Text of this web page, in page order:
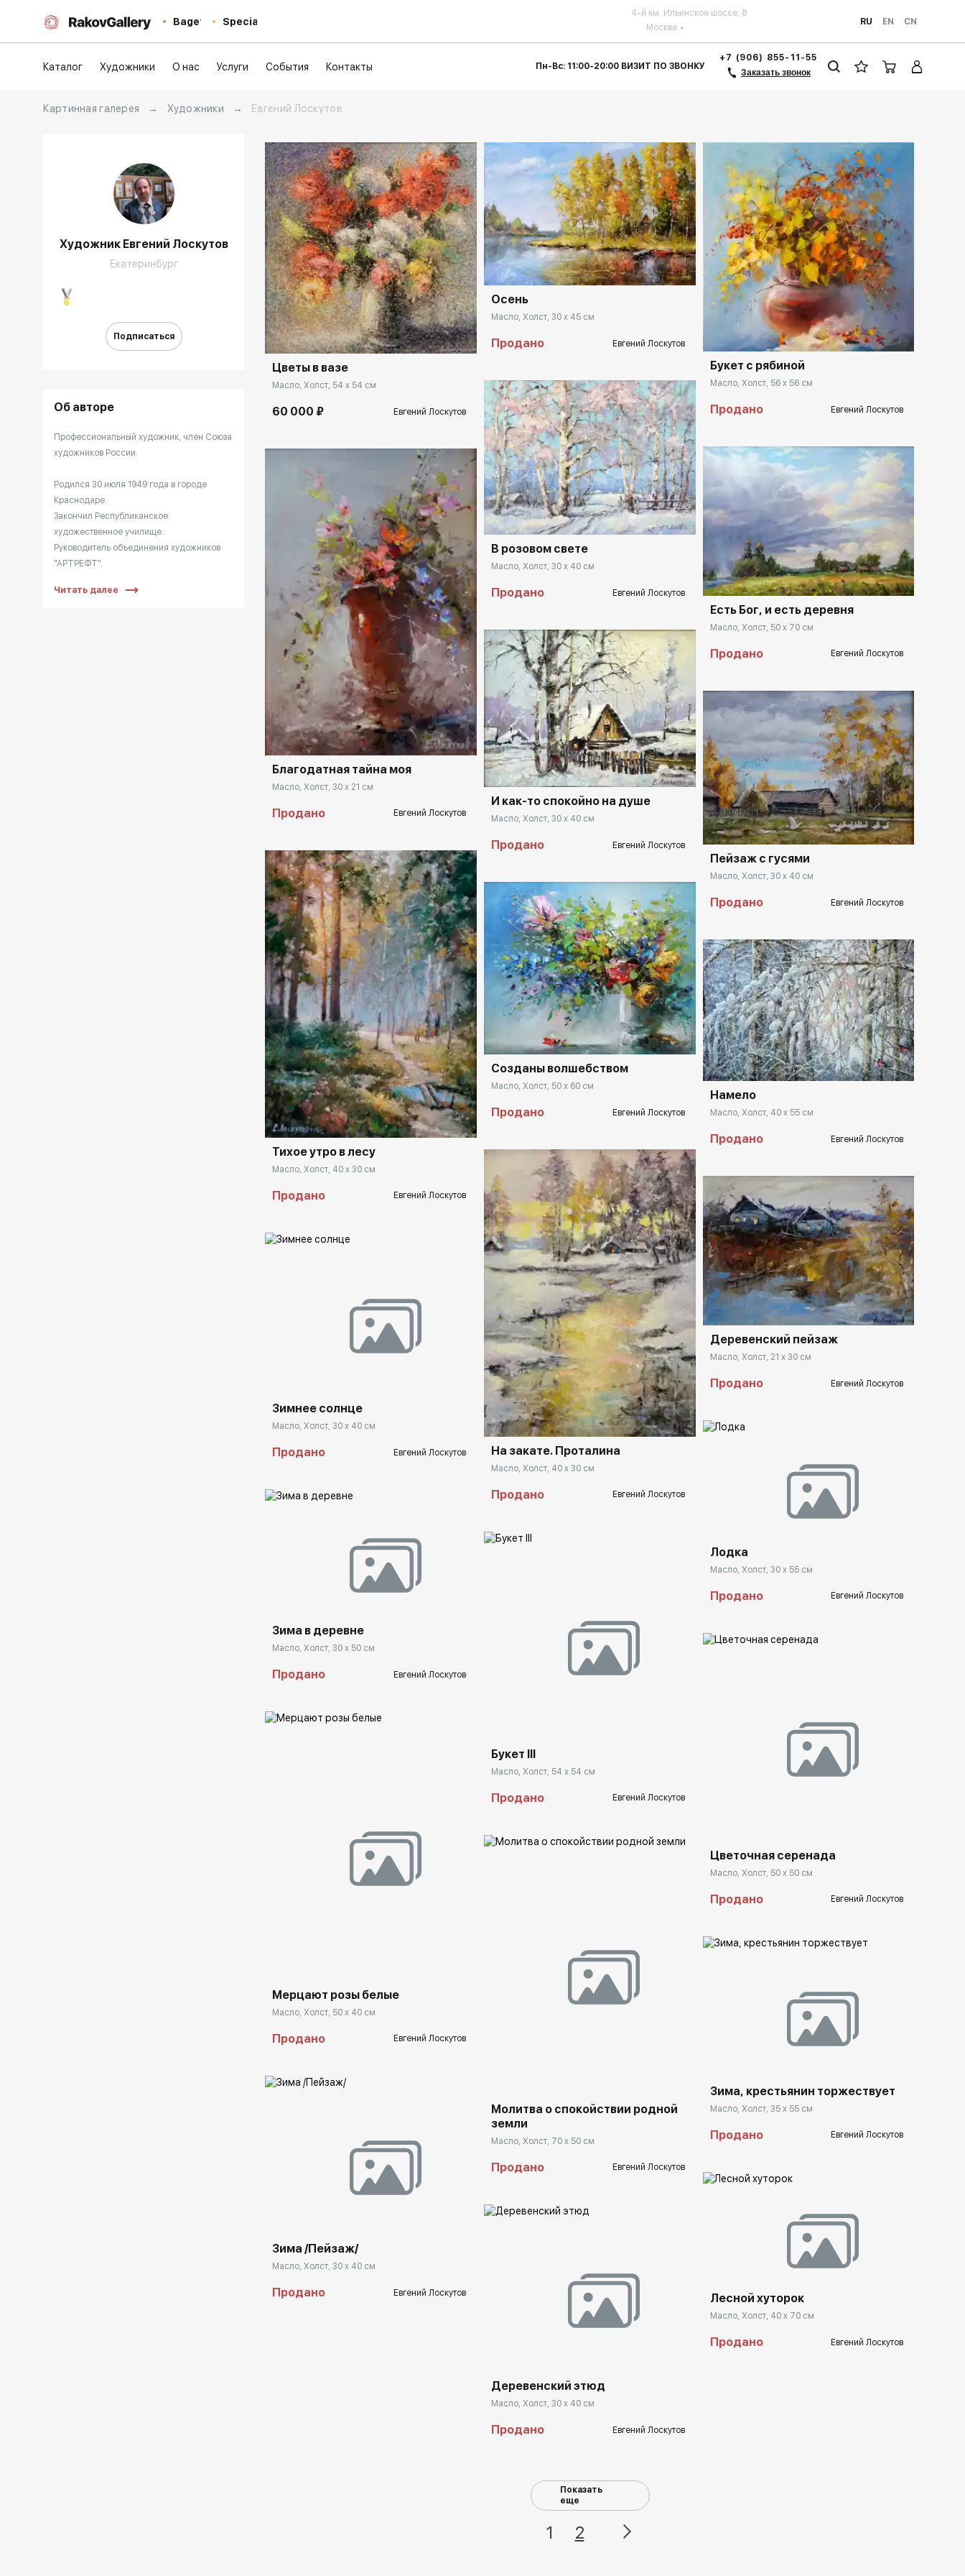
Baget Special Москва
4-й км. Ильинское шоссе, 8
RU
EN CN
Каталог Художники О нас Услуги События Контакты Пн-Вс: 11:00-20:00 ВИЗИТ ПО ЗВОНКУ
+7 (906) 855-11-55
Заказать звонок
Картинная галерея → Художники → Евгений Лоскутов
Художник Евгений Лоскутов
Екатеринбург
Подписаться
Об авторе
Профессиональный художник, член Союза
художников России.
Родился 30 июля 1949 года в городе
Краснодаре.
Закончил Республиканское
художественное училище.
Руководитель объединения художников
"АРТРЕФТ".
международных выставок.
Читать далее
Домен: rakovgallery.ru
Цветы в вазе
Масло, Холст, 54 x 54 см
60 000 ₽ Евгений Лоскутов
Домен: rakovgallery.ru
Благодатная тайна моя
Масло, Холст, 30 x 21 см
Продано Евгений Лоскутов
Домен: rakovgallery.ru
Тихое утро в лесу
Масло, Холст, 40 x 30 см
Продано Евгений Лоскутов
rakovgallery.ru
Зимнее солнце
Масло, Холст, 30 x 40 см
Продано Евгений Лоскутов
rakovgallery.ru
Зима в деревне
Масло, Холст, 30 x 50 см
Продано Евгений Лоскутов
Мерцают розы белые
Масло, Холст, 50 x 40 см
Продано Евгений Лоскутов
rakovgallery.ru
Зима /Пейзаж/
Масло, Холст, 30 x 40 см
Продано Евгений Лоскутов
Домен: rakovgallery.ru
Осень
Масло, Холст, 30 x 45 см
Продано Евгений Лоскутов
Домен: rakovgallery.ru
В розовом свете
Масло, Холст, 30 x 40 см
Продано Евгений Лоскутов
Домен: rakovgallery.ru
И как-то спокойно на душе
Масло, Холст, 30 x 40 см
Продано Евгений Лоскутов
Домен: rakovgallery.ru
Созданы волшебством
Масло, Холст, 50 x 60 см
Продано Евгений Лоскутов
Домен: rakovgallery.ru
На закате. Проталина
Масло, Холст, 40 x 30 см
Продано Евгений Лоскутов
Букет III
Масло, Холст, 54 x 54 см
Продано Евгений Лоскутов
Молитва о спокойствии родной
земли
Масло, Холст, 70 x 50 см
Продано Евгений Лоскутов
rakovgallery.ru
Деревенский этюд
Масло, Холст, 30 x 40 см
Продано Евгений Лоскутов
Домен: rakovgallery.ru
Букет с рябиной
Масло, Холст, 56 x 56 см
Продано Евгений Лоскутов
Домен: rakovgallery.ru
Есть Бог, и есть деревня
Масло, Холст, 50 x 70 см
Продано Евгений Лоскутов
Домен: rakovgallery.ru
Пейзаж с гусями
Масло, Холст, 30 x 40 см
Продано Евгений Лоскутов
Домен: rakovgallery.ru
Намело
Масло, Холст, 40 x 55 см
Продано Евгений Лоскутов
Домен: rakovgallery.ru
Деревенский пейзаж
Масло, Холст, 21 x 30 см
Продано Евгений Лоскутов
rakovgallery.ru
Лодка
Масло, Холст, 30 x 55 см
Продано Евгений Лоскутов
Цветочная серенада
Масло, Холст, 50 x 50 см
Продано Евгений Лоскутов
rakovgallery.ru
Зима, крестьянин торжествует
Масло, Холст, 35 x 55 см
Продано Евгений Лоскутов
rakovgallery.ru
Лесной хуторок
Масло, Холст, 40 x 70 см
Продано Евгений Лоскутов
Показать
еще
1 2